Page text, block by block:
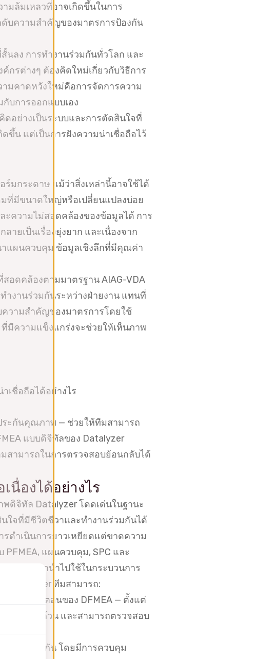
มล้มเหลวที่อาจเกิดขึ้นในการ
บความสำคัญของมาตรการป้องกัน
ลง การทำงานร่วมกันทั่วโลก และ
กรต่างๆ ต้องคิดใหม่เกี่ยวกับวิธีการ
มคาดหวังใหม่คือการจัดการความ
บการออกแบบเอง
ดอย่างเป็นระบบและการตัดสินใจที่
ขึ้น แต่เป็นการฝังความน่าเชื่อถือไว้
มกระดาษ แม้ว่าสิ่งเหล่านี้อาจใช้ได้
มที่มีขนาดใหญ่หรือเปลี่ยนแปลงบ่อย
ความไม่สอดคล้องของข้อมูลได้ การ
ายเป็นเรื่องยุ่งยาก และเนื่องจาก
าแผนควบคุม ข้อมูลเชิงลึกที่มีคุณค่า
อดคล้องตามมาตรฐาน AIAG-VDA
ำงานร่วมกันระหว่างฝ่ายงาน แทนที่
ความสำคัญของมาตรการโดยใช้
มีความแข็งแกร่งจะช่วยให้เห็นภาพ
เชื่อถือได้อย่างไร
ระกันคุณภาพ — ช่วยให้ทีมสามารถ
แบบดิจิทัลของ Datalyzer
สามารถในการตรวจสอบย้อนกลับได้
เนื่องได้อย่างไร
พดิจิทัล Datalyzer โดดเด่นในฐานะ
ใจที่มีชีวิตชีวาและทำงานร่วมกันได้
ดำเนินการยาวเหยียดแต่ขาดความ
PFMEA, แผนควบคุม, SPC และ
อกแบบถูกนำไปใช้ในกระบวนการ
Datalyzer ทีมสามารถ:
องว่าทุกขั้นตอนของ DFMEA — ตั้งแต่
ล้อง ครบถ้วน และสามารถตรวจสอบ
นได้พร้อมกัน โดยมีการควบคุม